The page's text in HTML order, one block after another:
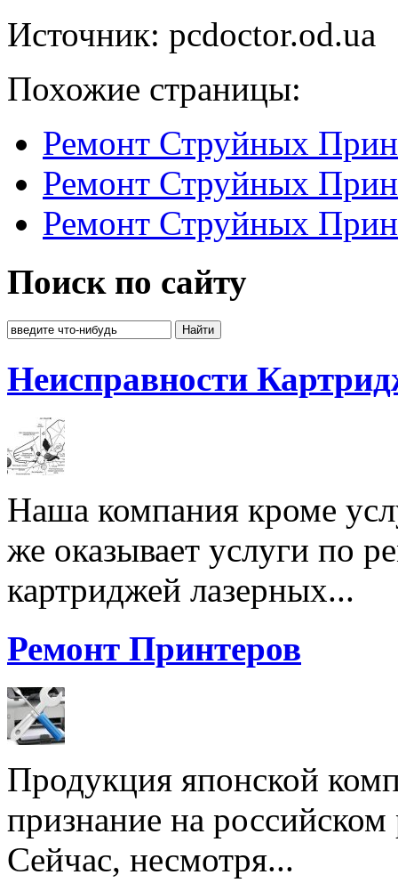
Источник: pcdoctor.od.ua
Похожие страницы:
Ремонт Струйных
Ремонт Струйных
Ремонт Струйных
Поиск по сайту
Неисправности
Наша компания кроме
же оказывает услуги по
картриджей лазерных...
Ремонт Принтеров
Продукция японской
признание на
Сейчас, несмотря...